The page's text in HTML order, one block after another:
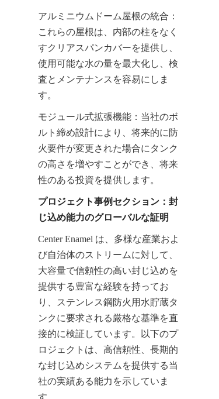
アルミニウムドーム屋根の統合：
これらの屋根は、内部の柱をなく
すクリアスパンカバーを提供し、
使用可能な水の量を最大化し、検
査とメンテナンスを容易にしま
す。
モジュール式拡張機能：当社のボ
ルト締め設計により、将来的に防
火要件が変更された場合にタンク
の高さを増やすことができ、将来
性のある投資を提供します。
プロジェクト事例セクション：封
じ込め能力のグローバルな証明
Center Enamel は、多様な産業およ
び自治体のストリームに対して、
大容量で信頼性の高い封じ込めを
提供する豊富な経験を持ってお
り、ステンレス鋼防火用水貯蔵タ
ンクに要求される厳格な基準を直
接的に検証しています。以下のプ
ロジェクトは、高信頼性、長期的
な封じ込めシステムを提供する当
社の実績ある能力を示していま
す。